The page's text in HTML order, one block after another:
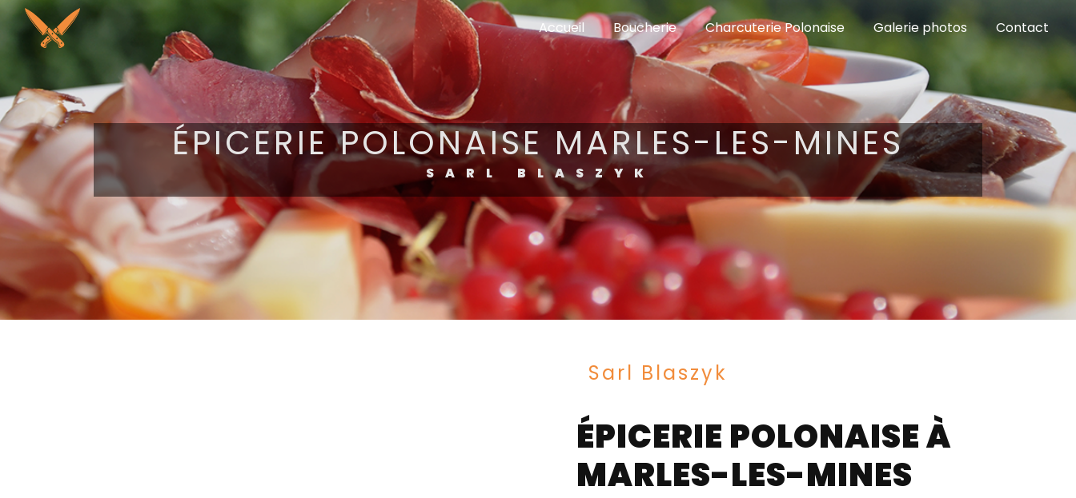
Accueil Boucherie Charcuterie Polonaise Galerie photos Contact
ÉPICERIE POLONAISE MARLES-LES-MINES
SARL BLASZYK
Sarl Blaszyk
ÉPICERIE POLONAISE À
MARLES-LES-MINES
Panneau de gestion des cookies